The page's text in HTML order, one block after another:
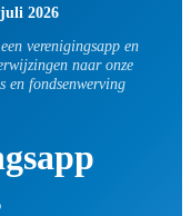
2026
verenigingsapp en
naar onze
en fondsenwerving